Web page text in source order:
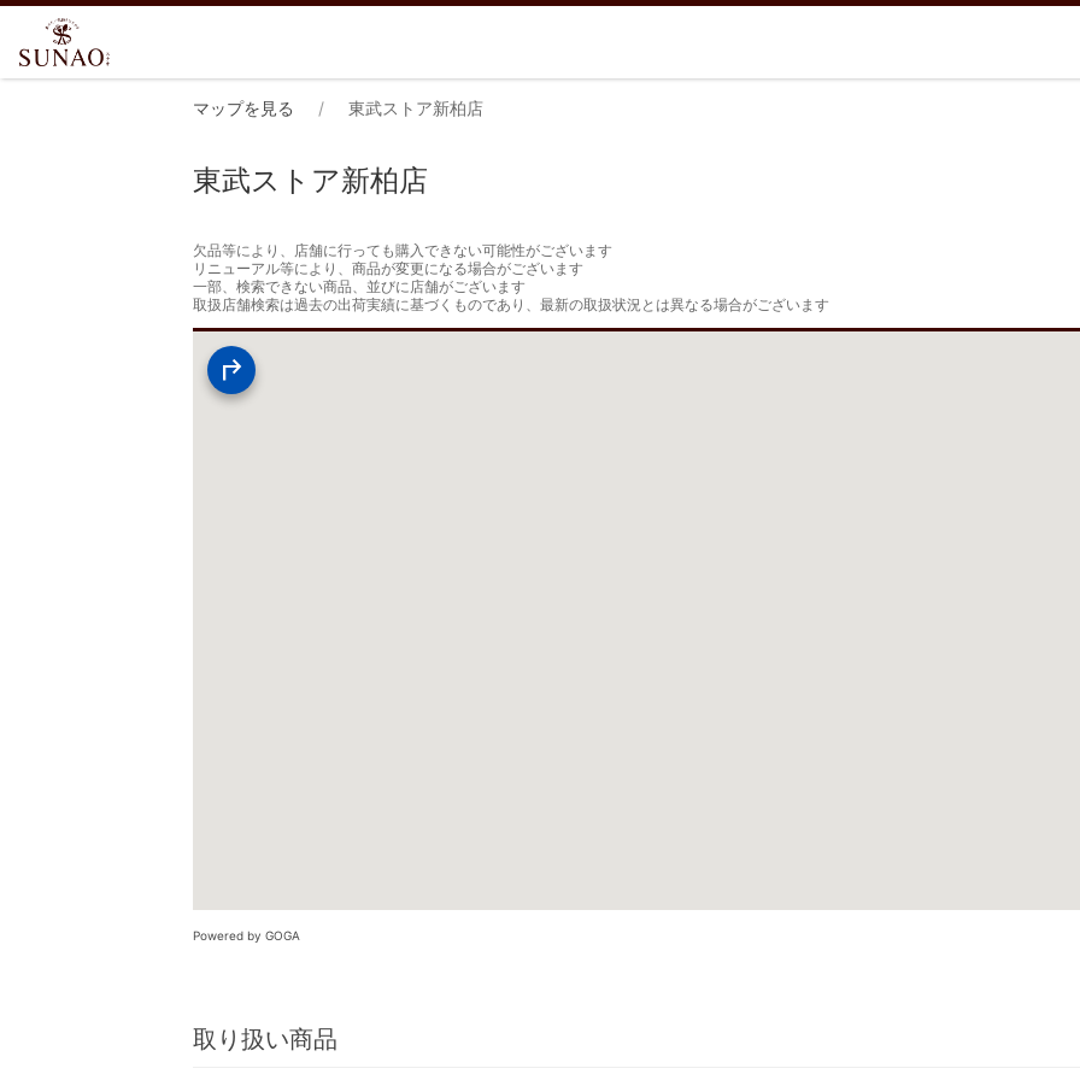
マップを見る 東武ストア新柏店
東武ストア新柏店
欠品等により、店舗に行っても購入できない可能性がございます
リニューアル等により、商品が変更になる場合がございます
一部、検索できない商品、並びに店舗がございます
取扱店舗検索は過去の出荷実績に基づくものであり、最新の取扱状況とは異なる場合がございます
Powered by GOGA
取り扱い商品